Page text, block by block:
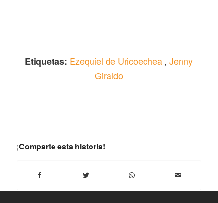
Etiquetas: Ezequiel de Uricoechea ,Jenny
Giraldo
¡Comparte esta historia!